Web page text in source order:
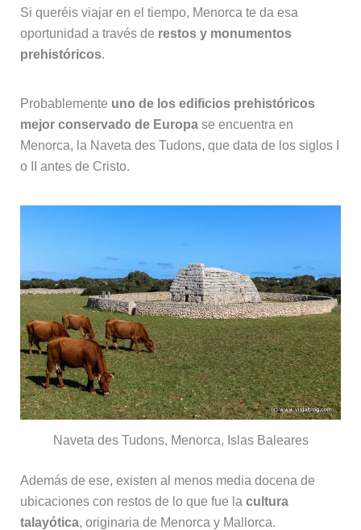
Si queréis viajar en el tiempo, Menorca te da esa
oportunidad a través de restos y monumentos
prehistóricos.
Probablemente uno de los edificios prehistóricos
mejor conservado de Europase encuentra en
Menorca, la Naveta des Tudons, que data de los siglos I
o II antes de Cristo.
Naveta des Tudons, Menorca, Islas Baleares
Además de ese, existen al menos media docena de
ubicaciones con restos de lo que fue la cultura
talayótica, originaria de Menorca y Mallorca.